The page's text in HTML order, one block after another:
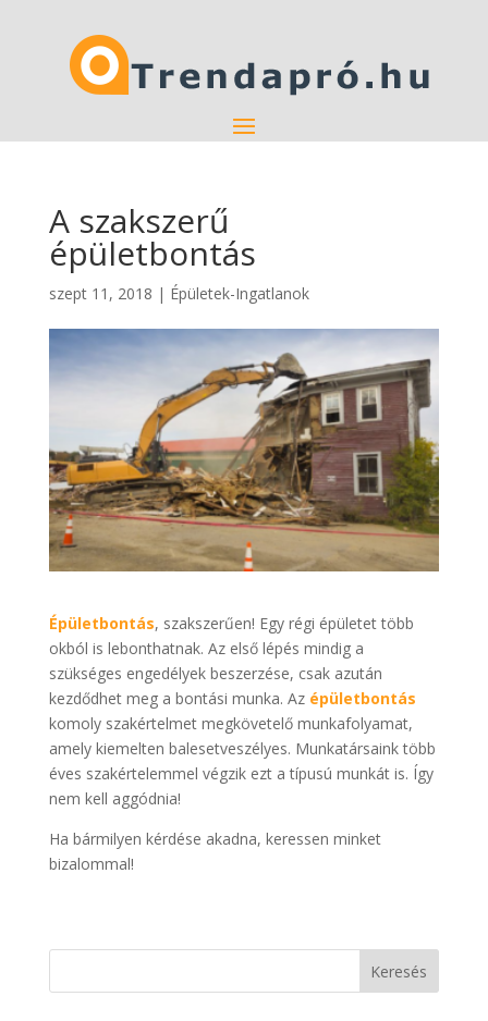
A szakszerű
épületbontás
szept 11, 2018 | Épületek-Ingatlanok
Épületbontás, szakszerűen! Egy régi épületet több
okból is lebonthatnak. Az első lépés mindig a
szükséges engedélyek beszerzése, csak azután
kezdődhet meg a bontási munka. Az épületbontás
komoly szakértelmet megkövetelő munkafolyamat,
amely kiemelten balesetveszélyes. Munkatársaink több
éves szakértelemmel végzik ezt a típusú munkát is. Így
nem kell aggódnia!
Ha bármilyen kérdése akadna, keressen minket
bizalommal!